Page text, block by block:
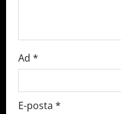
Ad *
E-posta *